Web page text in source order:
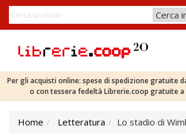
Per gli acquisti online: spese di spedizione gratuite
o con tessera fedeltà Librerie.coop gratuite a
Home Letteratura Lo stadio di